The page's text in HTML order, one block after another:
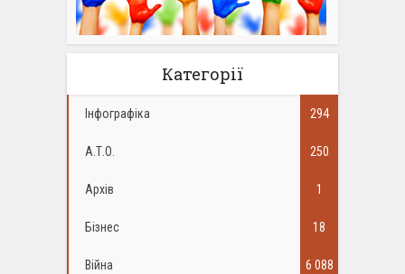
Категорії
Інфографіка 294
А.Т.О. 250
Архів 1
Бізнес 18
Війна 6 088